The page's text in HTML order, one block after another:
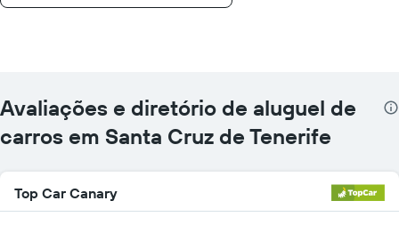
Avaliações e diretório de aluguel de
carros em Santa Cruz de Tenerife
Top Car Canary